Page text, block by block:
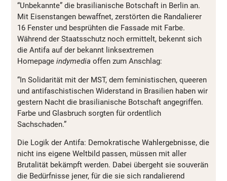
“Unbekannte” die brasilianische Botschaft in Berlin an.
Mit Eisenstangen bewaffnet, zerstörten die Randalierer
16 Fenster und besprühten die Fassade mit Farbe.
Während der Staatsschutz noch ermittelt, bekennt sich
die Antifa auf der bekannt linksextremen
Homepage indymedia offen zum Anschlag:
“In Solidarität mit der MST, dem feministischen, queeren
und antifaschistischen Widerstand in Brasilien haben wir
gestern Nacht die brasilianische Botschaft angegriffen.
Farbe und Glasbruch sorgten für ordentlich
Sachschaden.”
Die Logik der Antifa: Demokratische Wahlergebnisse, die
nicht ins eigene Weltbild passen, müssen mit aller
Brutalität bekämpft werden. Dabei übergeht sie souverän
die Bedürfnisse jener, für die sie sich randalierend